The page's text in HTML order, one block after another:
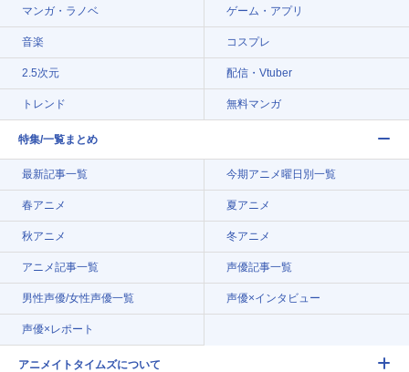
マンガ・ラノベ ゲーム・アプリ
音楽 コスプレ
2.5次元 配信・Vtuber
トレンド 無料マンガ
特集/一覧まとめ
最新記事一覧 今期アニメ曜日別一覧
春アニメ 夏アニメ
秋アニメ 冬アニメ
アニメ記事一覧 声優記事一覧
男性声優/女性声優一覧 声優×インタビュー
声優×レポート
アニメイトタイムズについて